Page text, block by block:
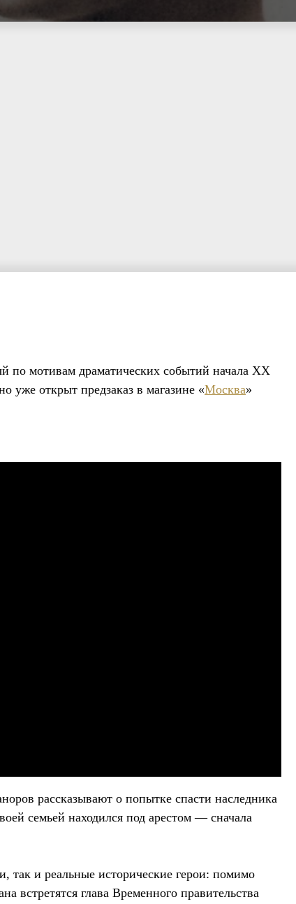
по мотивам драматических событий начала XX
уже открыт предзаказ в магазине «Москва»
рассказывают о попытке спасти наследника
семьей находился под арестом — сначала
и реальные исторические герои: помимо
встретятся глава Временного правительства